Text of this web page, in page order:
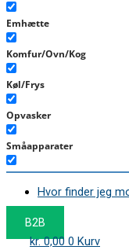
Emhætte
Komfur/Ovn/Kog
Køl/Frys
Opvasker
Småapparater
Støvsuger
Tørretumbler
Tilbehør/Plejemidler
Hvor finder jeg
B2B
kr.0,00 0 Kurv